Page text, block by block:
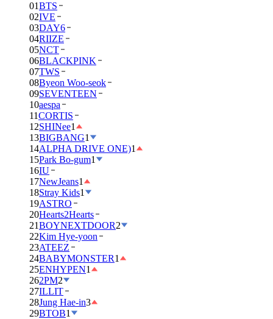
01BTS
02IVE
03DAY6
04RIIZE
05NCT
06BLACKPINK
07TWS
08Byeon Woo-seok
09SEVENTEEN
10aespa
11CORTIS
12SHINee1
13BIGBANG1
14ALPHA DRIVE ONE)1
15Park Bo-gum1
16IU
17NewJeans1
18Stray Kids1
19ASTRO
20Hearts2Hearts
21BOYNEXTDOOR2
22Kim Hye-yoon
23ATEEZ
24BABYMONSTER1
25ENHYPEN1
262PM2
27ILLIT
28Jung Hae-in3
29BTOB1